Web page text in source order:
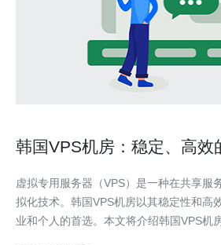
韩国VPS机房：稳定、高效
虚拟专用服务器（VPS）是一种在共享服
拟化技术。韩国VPS机房以其稳定性和高
业和个人的首选。本文将介绍韩国VPS机